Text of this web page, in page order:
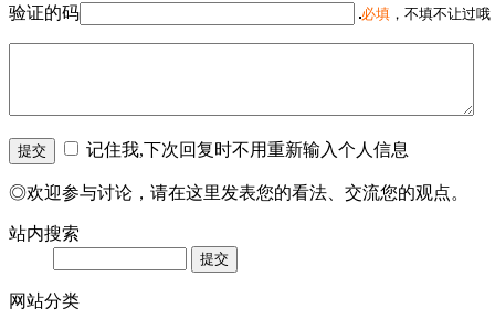
验证的码 必填 ，不填不让过
记住我,下次回复时不用重新输入个人信息
◎欢迎参与讨论，请在这里发表您的看法、交流您的观点。
站内搜索
网站分类